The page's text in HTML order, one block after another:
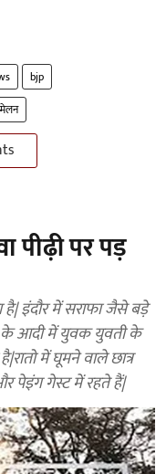
bjp
पीढ़ी पर पड़
है| इंदौर में सराफा जैसे बड़े
के आदी में युवक युवती के
में घूमने वाले छात्र
पेइंग गेस्ट में रहते हैं|